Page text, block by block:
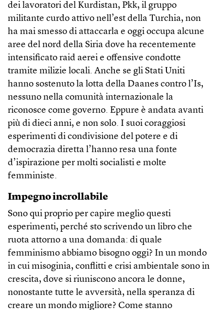
dei lavoratori del Kurdistan, Pkk, il gruppo
militante curdo attivo nell’est della Turchia, non
ha mai smesso di attaccarla e oggi occupa alcune
aree del nord della Siria dove ha recentemente
intensificato raid aerei e offensive condotte
tramite milizie locali. Anche se gli Stati Uniti
hanno sostenuto la lotta della Daanes contro l’Is,
nessuno nella comunità internazionale la
riconosce come governo. Eppure è andata avanti
più di dieci anni, e non solo. I suoi coraggiosi
esperimenti di condivisione del potere e di
democrazia diretta l’hanno resa una fonte
d’ispirazione per molti socialisti e molte
femministe.
Impegno incrollabile
Sono qui proprio per capire meglio questi
esperimenti, perché sto scrivendo un libro che
ruota attorno a una domanda: di quale
femminismo abbiamo bisogno oggi? In un mondo
in cui misoginia, conflitti e crisi ambientale sono in
crescita, dove si riuniscono ancora le donne,
nonostante tutte le avversità, nella speranza di
creare un mondo migliore? Come stanno